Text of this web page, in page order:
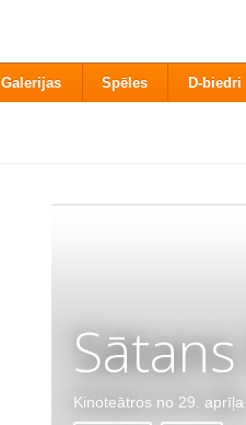
Galerijas Spēles D-biedri
Kinoteātros no 29. aprīļa